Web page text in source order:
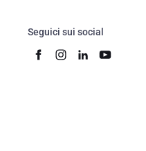
Seguici sui social